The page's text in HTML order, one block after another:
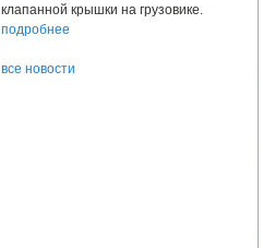
клапанной крышки на грузовике.
подробнее
все новости